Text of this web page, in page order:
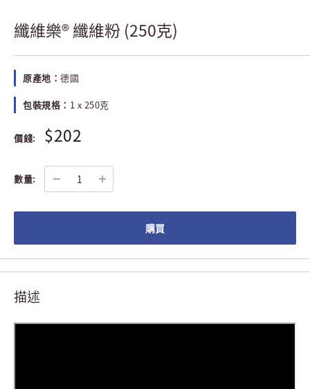
纖維樂® 纖維粉 (250克)
原產地： 德國
包裝規格： 1 x 250克
價錢: $202
數量:
購買
描述